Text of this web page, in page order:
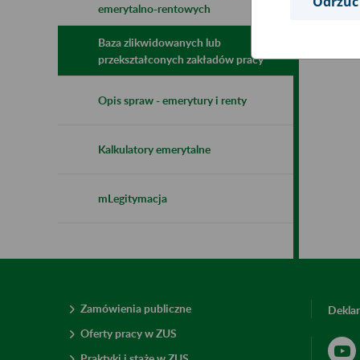
emerytalno-rentowych
Baza zlikwidowanych lub
przekształconych zakładów pracy
Opis spraw - emerytury i renty
Kalkulatory emerytalne
mLegitymacja
Zamówienia publiczne
Oferty pracy w ZUS